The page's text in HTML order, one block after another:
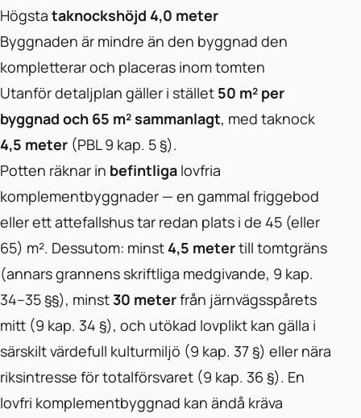
Högsta taknockshöjd 4,0 meter
Byggnaden är mindre än den byggnad den
kompletterar och placeras inom tomten
Utanför detaljplan gäller i stället 50 m² per
byggnad och 65 m² sammanlagt, med taknock
4,5 meter (PBL 9 kap. 5 §).
Potten räknar in befintliga lovfria
komplementbyggnader — en gammal friggebod
eller ett attefallshus tar redan plats i de 45 (eller
65) m². Dessutom: minst 4,5 metertill tomtgräns
(annars grannens skriftliga medgivande, 9 kap.
34–35 §§), minst30 meterfrån järnvägsspårets
mitt (9 kap. 34 §), och utökad lovplikt kan gälla i
särskilt värdefull kulturmiljö (9 kap. 37 §) eller nära
riksintresse för totalförsvaret (9 kap. 36 §). En
lovfri komplementbyggnad kan ändå kräva